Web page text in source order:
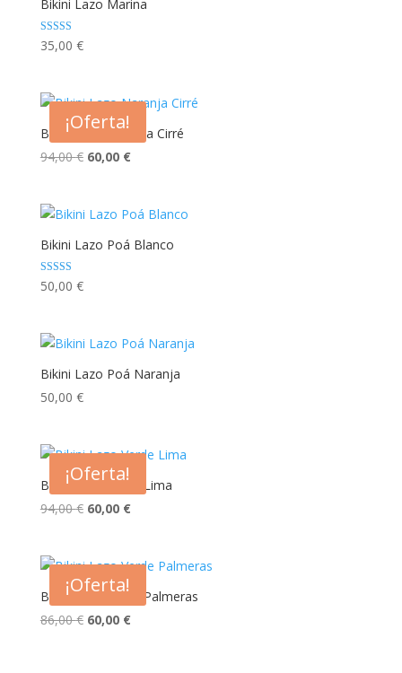
Bikini Lazo Marina
Valorado con
5.00
35,00 €
¡Oferta!
Bikini Lazo Naranja Cirré
94,00€ El
era:
94,00 €.
60,00 €El
es:
60,00 €.
Bikini Lazo Poá Blanco
Valorado con
5.00
50,00 €
Bikini Lazo Poá Naranja
50,00 €
¡Oferta!
Bikini Lazo Verde Lima
94,00€ El
era:
94,00 €.
60,00 €El
es:
60,00 €.
¡Oferta!
Bikini Lazo Verde Palmeras
86,00€ El
60,00 €El